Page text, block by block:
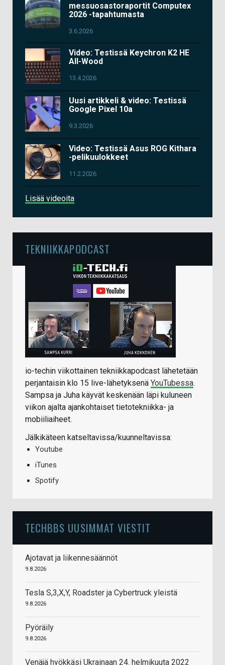
messuosastoraportit Computex
2026 -tapahtumasta
3.6.2026
Video: Testissä Keychron K2 HE
All-Wood
13.4.2026
Uusi artikkeli & video: Testissä
Google Pixel 10a
9.3.2026
Video: Testissä Asus ROG Kithara
-pelikuulokkeet
11.2.2026
Lisää videoita
TEKNIIKKAPODCAST
io-techin viikottainen tekniikkapodcast lähetetään
perjantaisin klo 15 live-lähetyksenä YouTubessa.
Sampsa ja Juha käyvät keskenään läpi kuluneen
viikon ajalta ajankohtaiset tietotekniikka- ja
mobiiliaiheet.
Jälkikäteen katseltavissa/kuunneltavissa:
Youtube
iTunes
Spotify
TECHBBS UUSIMMAT VIESTIT
Ajotavat ja liikennesäännöt
9.8.2026
Tesla S,3,X,Y, Roadster ja Cybertruck yleistä
9.8.2026
Pyöräily
9.8.2026
Venäjä hyökkäsi Ukrainaan 24. helmikuuta 2022